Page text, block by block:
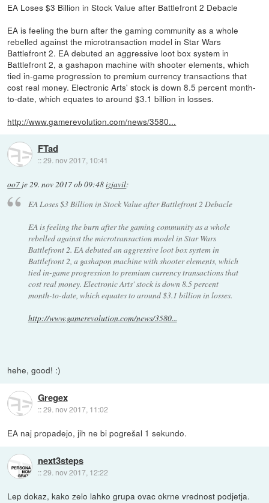
EA Loses $3 Billion in Stock Value after Battlefront 2 Debacle
EA is feeling the burn after the gaming community as a whole
rebelled against the microtransaction model in Star Wars
Battlefront 2. EA debuted an aggressive loot box system in
Battlefront 2, a gashapon machine with shooter elements, which
tied in-game progression to premium currency transactions that
cost real money. Electronic Arts' stock is down 8.5 percent month-
to-date, which equates to around $3.1 billion in losses.
http://www.gamerevolution.com/news/3580...
FTad
::29. nov 2017, 10:41
oo7 je29. nov 2017 ob 09:48izjavil:
EA Loses $3 Billion in Stock Value after Battlefront 2 Debacle
EA is feeling the burn after the gaming community as a whole
rebelled against the microtransaction model in Star Wars
Battlefront 2. EA debuted an aggressive loot box system in
Battlefront 2, a gashapon machine with shooter elements, which
tied in-game progression to premium currency transactions that
cost real money. Electronic Arts' stock is down 8.5 percent
month-to-date, which equates to around $3.1 billion in losses.
http://www.gamerevolution.com/news/3580...
hehe, good! :)
Gregex
::29. nov 2017, 11:02
EA naj propadejo, jih ne bi pogrešal 1 sekundo.
next3steps
::29. nov 2017, 12:22
Lep dokaz, kako zelo lahko grupa ovac okrne vrednost podjetja.